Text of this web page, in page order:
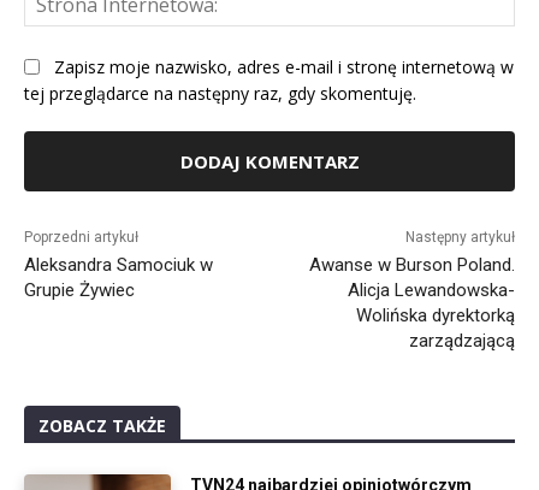
Zapisz moje nazwisko, adres e-mail i stronę internetową w
tej przeglądarce na następny raz, gdy skomentuję.
Poprzedni artykuł
Aleksandra Samociuk w
Grupie Żywiec
Następny artykuł
Awanse w Burson Poland.
Alicja Lewandowska-
Wolińska dyrektorką
zarządzającą
ZOBACZ TAKŻE
TVN24 najbardziej opiniotwórczym